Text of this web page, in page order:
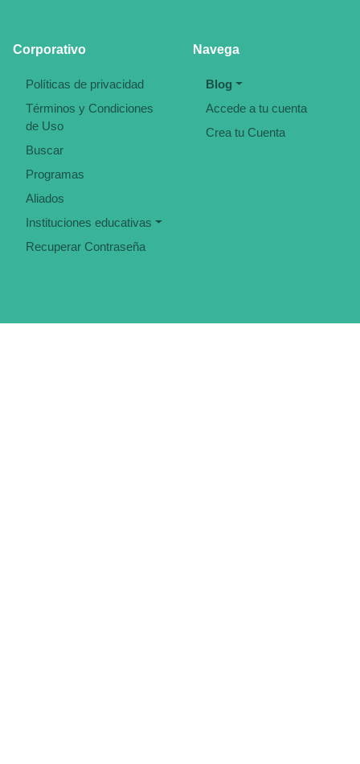
Corporativo
Políticas de privacidad
Términos y Condiciones
de Uso
Buscar
Programas
Aliados
Instituciones educativas
Recuperar Contraseña
Navega
Blog
Accede a tu cuenta
Crea tu Cuenta